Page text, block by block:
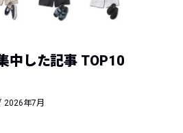
中した記事 TOP10
2026年7月